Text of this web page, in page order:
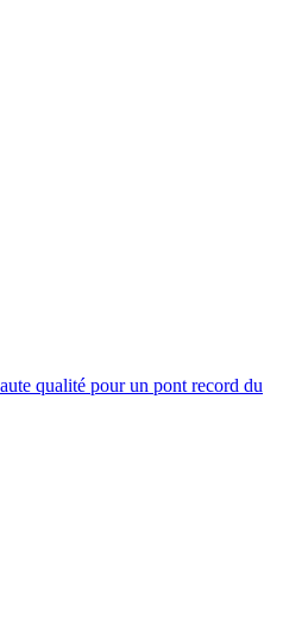
qualité pour un pont record du